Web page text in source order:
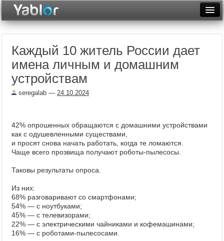
Неделя
Месяц
Фототоп
Видеотоп
Каждый 10 житель России дает
имена личным и домашним
устройствам
seregalab — 24.10.2024
42% опрошенных обращаются с домашними устройствами
как с одушевленными существами,
и просят снова начать работать, когда те ломаются.
Чаще всего прозвища получают роботы-пылесосы.
Таковы результаты опроса.
Из них:
68% разговаривают со смартфонами;
54% ― с ноутбуками;
45% ― с телевизорами;
22% ― с электрическими чайниками и кофемашинами;
16% ― с роботами-пылесосами.